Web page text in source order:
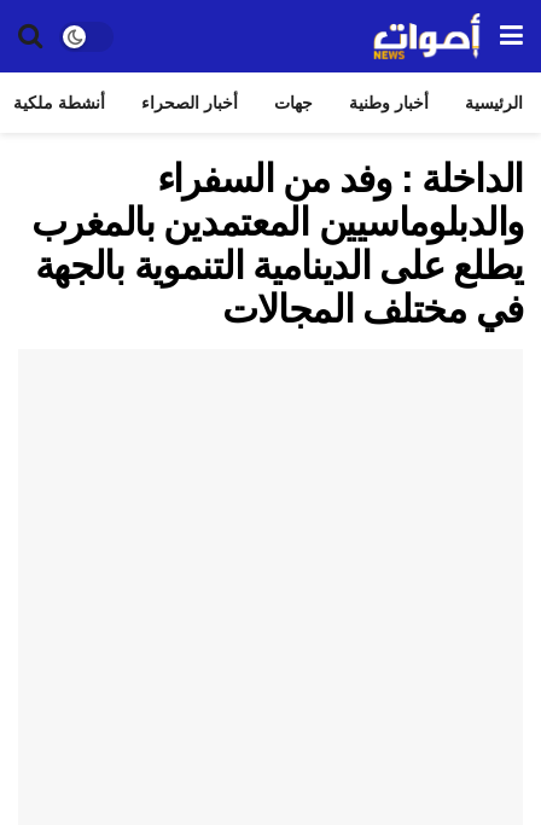
الرئيسية أخبار وطنية جهات أخبار الصحراء أنشطة ملكية
الداخلة : وفد من السفراء
والدبلوماسيين المعتمدين بالمغرب
يطلع على الدينامية التنموية بالجهة
في مختلف المجالات